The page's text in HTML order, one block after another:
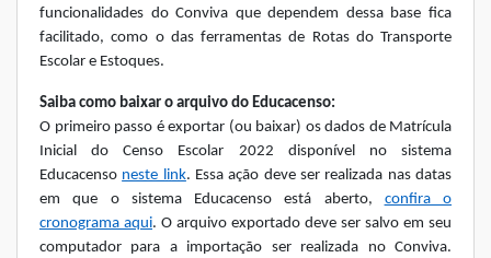
funcionalidades do Conviva que dependem dessa base fica
facilitado, como o das ferramentas de Rotas do Transporte
Escolar e Estoques.
Saiba como baixar o arquivo do Educacenso:
O primeiro passo é exportar (ou baixar) os dados de Matrícula
Inicial do Censo Escolar 2022 disponível no sistema
Educacenso neste link. Essa ação deve ser realizada nas datas
em que o sistema Educacenso está aberto, confira o
cronograma aqui. O arquivo exportado deve ser salvo em seu
computador para a importação ser realizada no Conviva.